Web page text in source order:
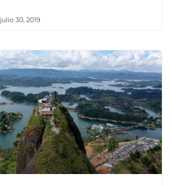
julio 30, 2019